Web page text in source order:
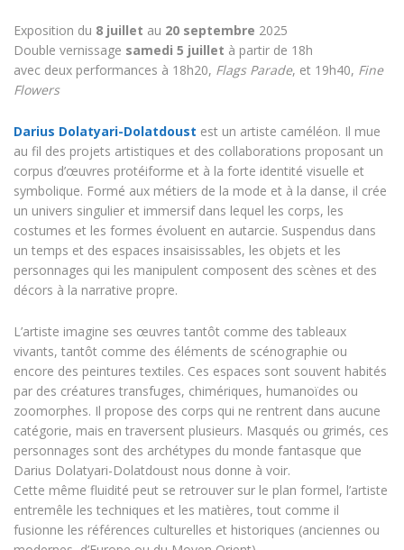
Exposition du 8 juillet au 20 septembre 2025
Double vernissage samedi 5 juillet à partir de 18h
avec deux performances à 18h20, Flags Parade, et 19h40, Fine
Flowers
Darius Dolatyari-Dolatdoust est un artiste caméléon. Il mue
au fil des projets artistiques et des collaborations proposant un
corpus d’œuvres protéiforme et à la forte identité visuelle et
symbolique. Formé aux métiers de la mode et à la danse, il crée
un univers singulier et immersif dans lequel les corps, les
costumes et les formes évoluent en autarcie. Suspendus dans
un temps et des espaces insaisissables, les objets et les
personnages qui les manipulent composent des scènes et des
décors à la narrative propre.
L’artiste imagine ses œuvres tantôt comme des tableaux
vivants, tantôt comme des éléments de scénographie ou
encore des peintures textiles. Ces espaces sont souvent habités
par des créatures transfuges, chimériques, humanoïdes ou
zoomorphes. Il propose des corps qui ne rentrent dans aucune
catégorie, mais en traversent plusieurs. Masqués ou grimés, ces
personnages sont des archétypes du monde fantasque que
Darius Dolatyari-Dolatdoust nous donne à voir.
Cette même fluidité peut se retrouver sur le plan formel, l’artiste
entremêle les techniques et les matières, tout comme il
fusionne les références culturelles et historiques (anciennes ou